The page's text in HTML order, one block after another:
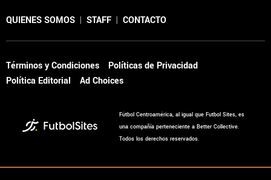
QUIENES SOMOS | STAFF | CONTACTO
Términos y Condiciones
Políticas de Privacidad
Política Editorial
Ad Choices
Fútbol Centroamérica, al igual que Futbol Sites, es
una compañía perteneciente a Better Collective.
Todos los derechos reservados.